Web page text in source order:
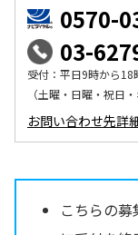
0570-
03-
受付：平日9時から18
（土曜・日曜・祝日
お問い合わせ先詳
こちらの